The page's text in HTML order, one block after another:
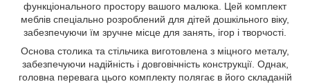
функціонального простору вашого малюка. Цей комплект
меблів спеціально розроблений для дітей дошкільного віку,
забезпечуючи їм зручне місце для занять, ігор і творчості.
Основа столика та стільчика виготовлена з міцного металу,
забезпечуючи надійність і довговічність конструкції. Однак,
головна перевага цього комплекту полягає в його складаній